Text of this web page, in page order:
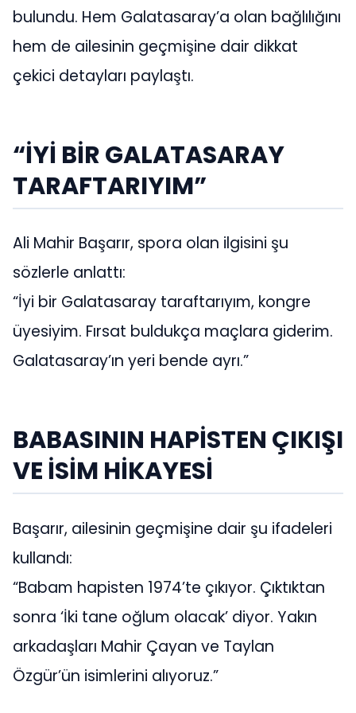
bulundu. Hem Galatasaray’a olan bağlılığını
hem de ailesinin geçmişine dair dikkat
çekici detayları paylaştı.
“İYİ BİR GALATASARAY
TARAFTARIYIM”
Ali Mahir Başarır, spora olan ilgisini şu
sözlerle anlattı:
“İyi bir Galatasaray taraftarıyım, kongre
üyesiyim. Fırsat buldukça maçlara giderim.
Galatasaray’ın yeri bende ayrı.”
BABASININ HAPİSTEN ÇIKIŞI
VE İSİM HİKAYESİ
Başarır, ailesinin geçmişine dair şu ifadeleri
kullandı:
“Babam hapisten 1974’te çıkıyor. Çıktıktan
sonra ‘İki tane oğlum olacak’ diyor. Yakın
arkadaşları Mahir Çayan ve Taylan
Özgür’ün isimlerini alıyoruz.”